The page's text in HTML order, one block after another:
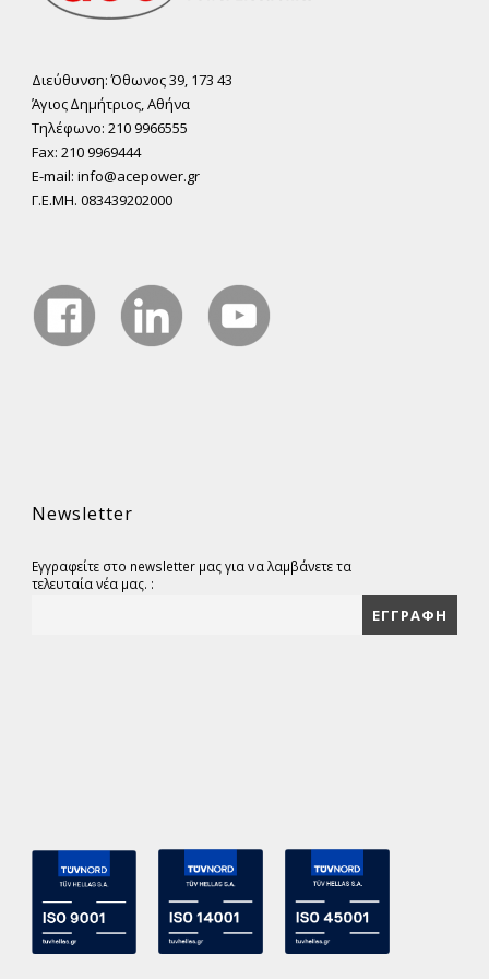
Διεύθυνση: Όθωνος 39, 173 43
Άγιος ∆ηµήτριος, Αθήνα
Τηλέφωνο: 210 9966555
Fax: 210 9969444
E-mail: info@acepower.gr
Γ.Ε.ΜΗ. 083439202000
Newsletter
Εγγραφείτε στο newsletter μας για να λαμβάνετε τα
τελευταία νέα μας. :